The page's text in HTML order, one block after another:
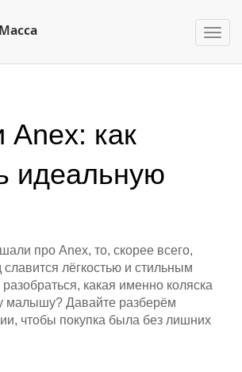
Anex: как
идеальную
про Anex, то, скорее всего,
славится лёгкостью и стильным
какая именно коляска
малышу? Давайте разберём
чтобы покупка была без лишних